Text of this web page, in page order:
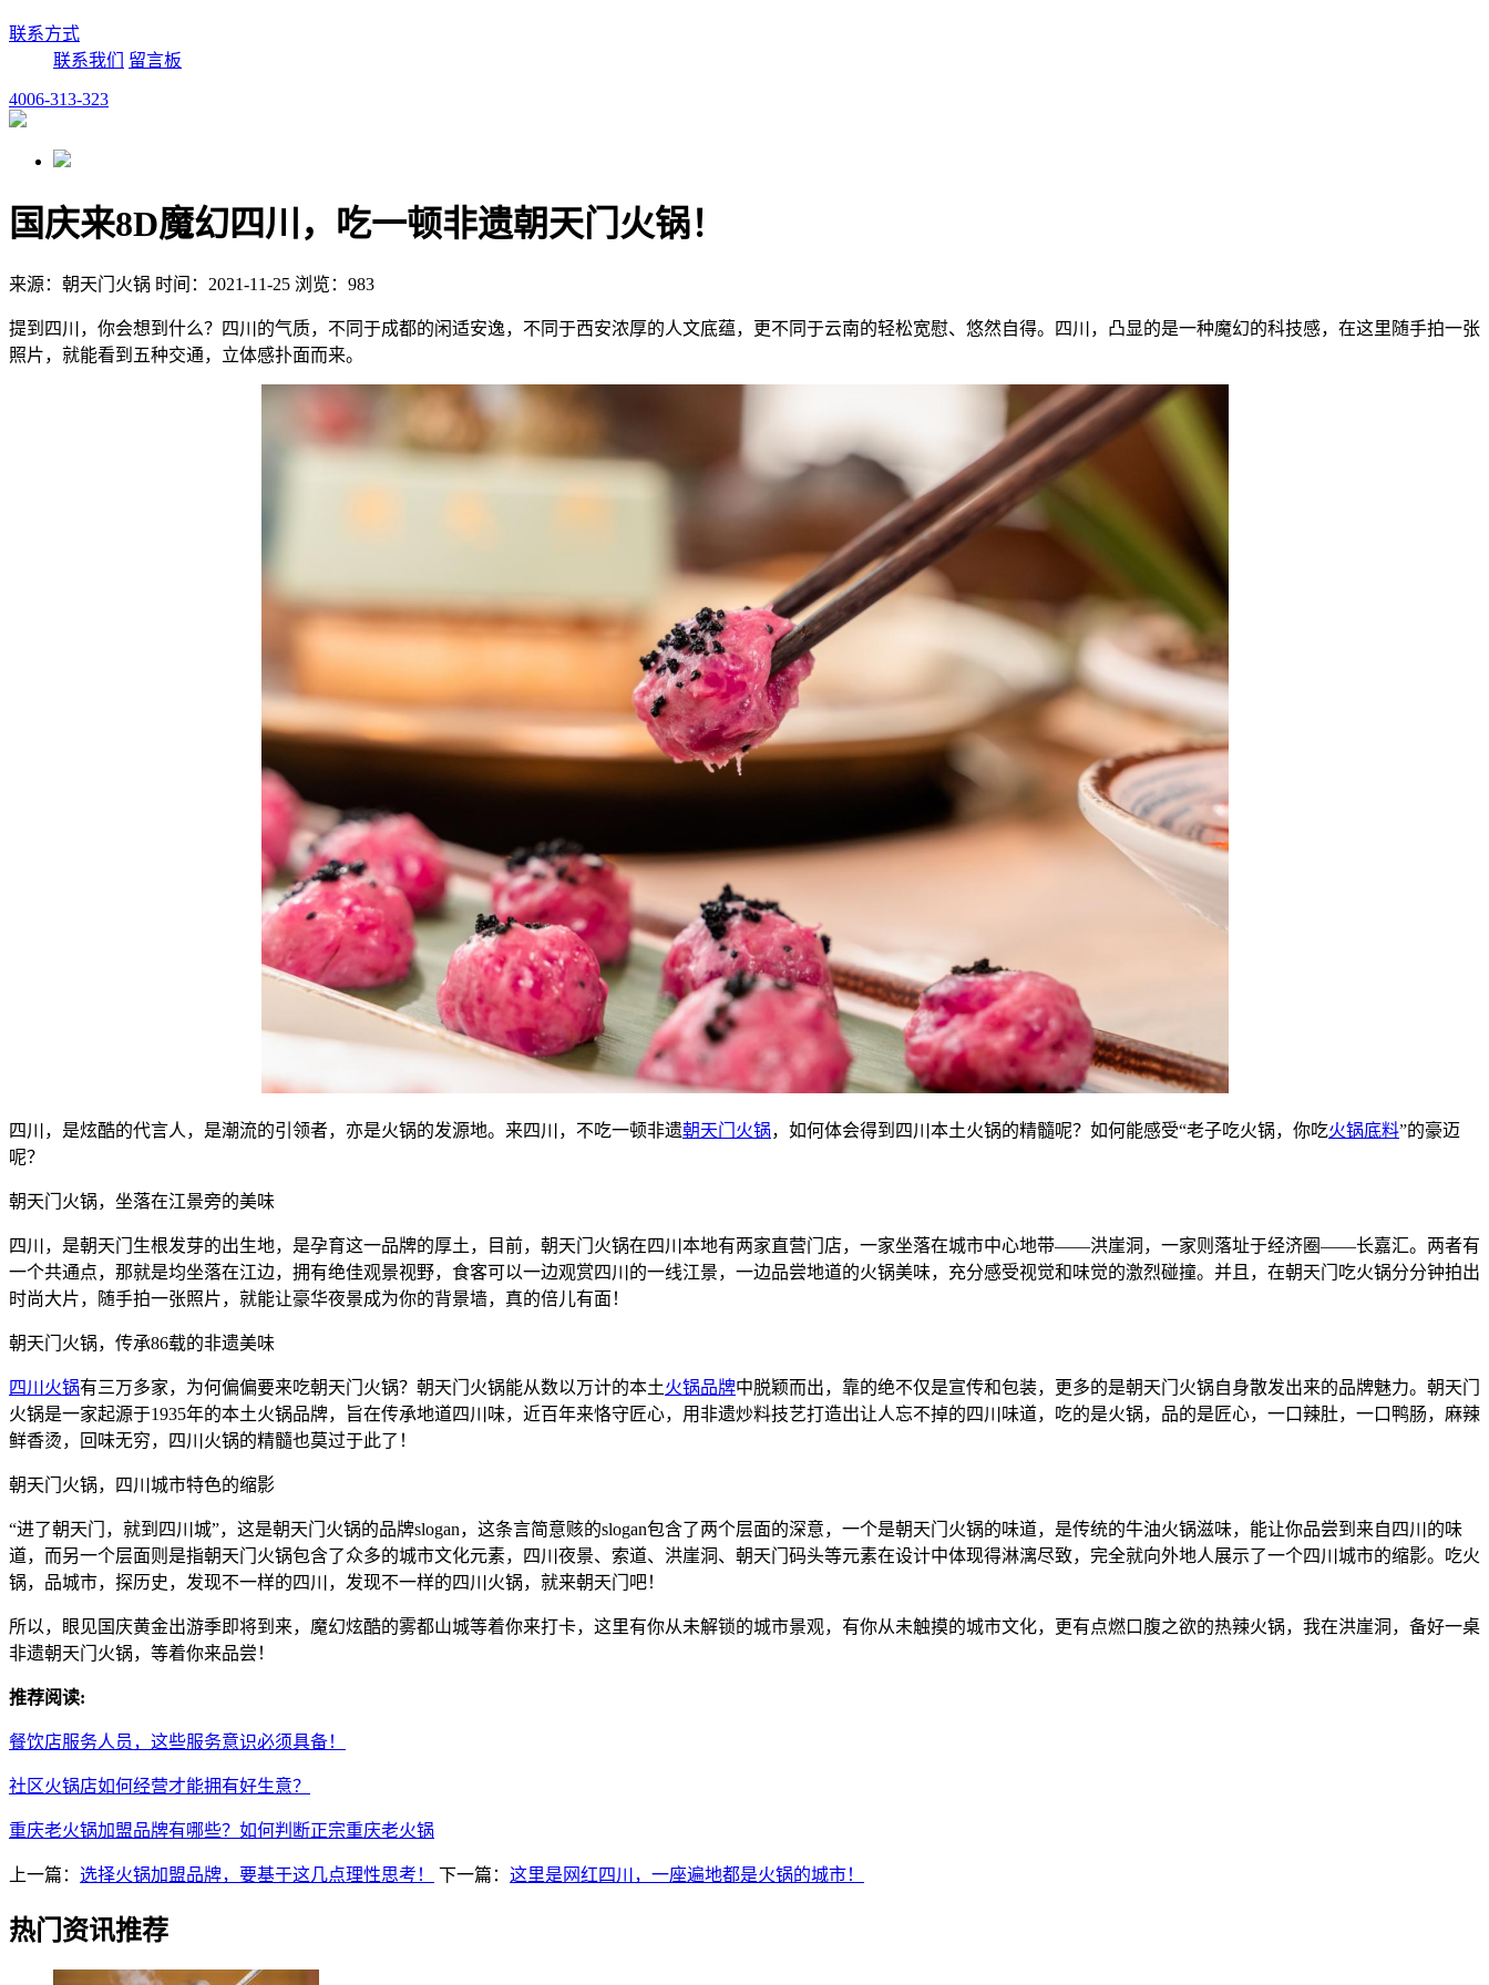
联系方式
联系我们
留言板
4006-313-323
国庆来8D魔幻四川，吃一顿非遗朝天门火锅！
来源：朝天门火锅 时间：2021-11-25 浏览：983
提到四川，你会想到什么？四川的气质，不同于成都的闲适安逸，不同于西安浓厚的人文底蕴，更不同于云南的轻松宽慰、悠然自得。四川，凸显的是一种魔幻的科技感，在这里随手拍一张
照片，就能看到五种交通，立体感扑面而来。
四川，是炫酷的代言人，是潮流的引领者，亦是火锅的发源地。来四川，不吃一顿非遗朝天门火锅，如何体会得到四川本土火锅的精髓呢？如何能感受“老子吃火锅，你吃火锅底料”的豪迈
呢？
朝天门火锅，坐落在江景旁的美味
四川，是朝天门生根发芽的出生地，是孕育这一品牌的厚土，目前，朝天门火锅在四川本地有两家直营门店，一家坐落在城市中心地带——洪崖洞，一家则落址于经济圈——长嘉汇。两者有
一个共通点，那就是均坐落在江边，拥有绝佳观景视野，食客可以一边观赏四川的一线江景，一边品尝地道的火锅美味，充分感受视觉和味觉的激烈碰撞。并且，在朝天门吃火锅分分钟拍出
时尚大片，随手拍一张照片，就能让豪华夜景成为你的背景墙，真的倍儿有面！
朝天门火锅，传承86载的非遗美味
四川火锅有三万多家，为何偏偏要来吃朝天门火锅？朝天门火锅能从数以万计的本土火锅品牌中脱颖而出，靠的绝不仅是宣传和包装，更多的是朝天门火锅自身散发出来的品牌魅力。朝天门
火锅是一家起源于1935年的本土火锅品牌，旨在传承地道四川味，近百年来恪守匠心，用非遗炒料技艺打造出让人忘不掉的四川味道，吃的是火锅，品的是匠心，一口辣肚，一口鸭肠，麻辣
鲜香烫，回味无穷，四川火锅的精髓也莫过于此了！
朝天门火锅，四川城市特色的缩影
“进了朝天门，就到四川城”，这是朝天门火锅的品牌slogan，这条言简意赅的slogan包含了两个层面的深意，一个是朝天门火锅的味道，是传统的牛油火锅滋味，能让你品尝到来自四川的味
道，而另一个层面则是指朝天门火锅包含了众多的城市文化元素，四川夜景、索道、洪崖洞、朝天门码头等元素在设计中体现得淋漓尽致，完全就向外地人展示了一个四川城市的缩影。吃火
锅，品城市，探历史，发现不一样的四川，发现不一样的四川火锅，就来朝天门吧！
所以，眼见国庆黄金出游季即将到来，魔幻炫酷的雾都山城等着你来打卡，这里有你从未解锁的城市景观，有你从未触摸的城市文化，更有点燃口腹之欲的热辣火锅，我在洪崖洞，备好一桌
非遗朝天门火锅，等着你来品尝！
推荐阅读:
餐饮店服务人员，这些服务意识必须具备！
社区火锅店如何经营才能拥有好生意？
重庆老火锅加盟品牌有哪些？如何判断正宗重庆老火锅
上一篇： 选择火锅加盟品牌，要基于这几点理性思考！ 下一篇： 这里是网红四川，一座遍地都是火锅的城市！
热门资讯推荐